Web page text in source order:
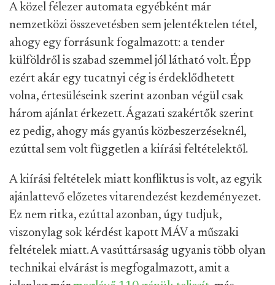
A közel félezer automata egyébként már
nemzetközi összevetésben sem jelentéktelen tétel,
ahogy egy forrásunk fogalmazott: a tender
külföldről is szabad szemmel jól látható volt. Épp
ezért akár egy tucatnyi cég is érdeklődhetett
volna, értesüléseink szerint azonban végül csak
három ajánlat érkezett. Ágazati szakértők szerint
ez pedig, ahogy más gyanús közbeszerzéseknél,
ezúttal sem volt független a kiírási feltételektől.
A kiírási feltételek miatt konfliktus is volt, az egyik
ajánlattevő előzetes vitarendezést kezdeményezet.
Ez nem ritka, ezúttal azonban, úgy tudjuk,
viszonylag sok kérdést kapott MÁV a műszaki
feltételek miatt. A vasúttársaság ugyanis több olyan
technikai elvárást is megfogalmazott, amit a